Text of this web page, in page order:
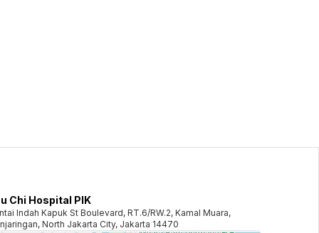
Chi Hospital PIK
Indah Kapuk St Boulevard, RT.6/RW.2, Kamal Muara,
North Jakarta City, Jakarta 14470